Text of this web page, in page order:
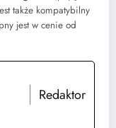
także kompatybilny
jest w cenie od
Redaktor